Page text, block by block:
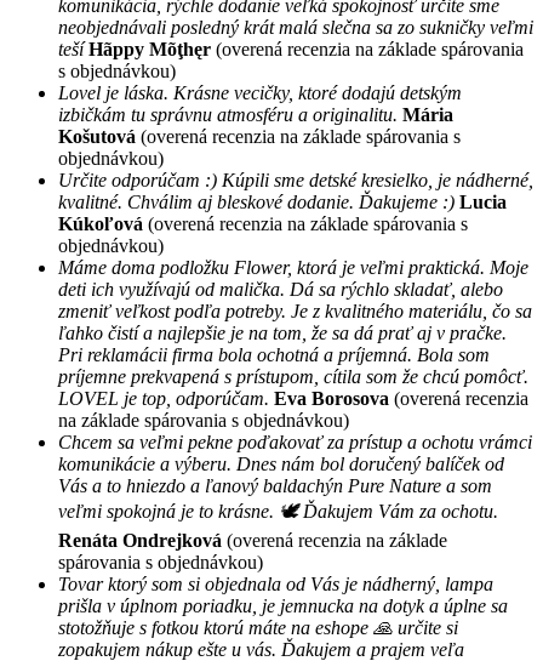
komunikácia, rýchle dodanie veľká spokojnosť určite sme
neobjednávali posledný krát malá slečna sa zo sukničky veľmi
tešíHãppy Mõţhęr (overená recenzia na základe spárovania
s objednávkou)
Lovel je láska. Krásne vecičky, ktoré dodajú detským
izbičkám tu správnu atmosféru a originalitu. Mária
Košutová (overená recenzia na základe spárovania s
objednávkou)
Určite odporúčam :) Kúpili sme detské kresielko, je nádherné,
kvalitné. Chválim aj bleskové dodanie. Ďakujeme :) Lucia
Kúkoľová (overená recenzia na základe spárovania s
objednávkou)
Máme doma podložku Flower, ktorá je veľmi praktická. Moje
deti ich využívajú od malička. Dá sa rýchlo skladať, alebo
zmeniť veľkost podľa potreby. Je z kvalitného materiálu, čo sa
ľahko čistí a najlepšie je na tom, že sa dá prať aj v pračke.
Pri reklamácii firma bola ochotná a príjemná. Bola som
príjemne prekvapená s prístupom, cítila som že chcú pomôcť.
LOVEL je top, odporúčam. Eva Borosova (overená recenzia
na základe spárovania s objednávkou)
Chcem sa veľmi pekne poďakovať za prístup a ochotu vrámci
komunikácie a výberu. Dnes nám bol doručený balíček od
Vás a to hniezdo a ľanový baldachýn Pure Nature a som
veľmi spokojná je to krásne. 🕊 Ďakujem Vám za ochotu.
Renáta Ondrejková (overená recenzia na základe
spárovania s objednávkou)
Tovar ktorý som si objednala od Vás je nádherný, lampa
prišla v úplnom poriadku, je jemnucka na dotyk a úplne sa
stotožňuje s fotkou ktorú máte na eshope 🙏 určite si
zopakujem nákup ešte u vás. Ďakujem a prajem veľa